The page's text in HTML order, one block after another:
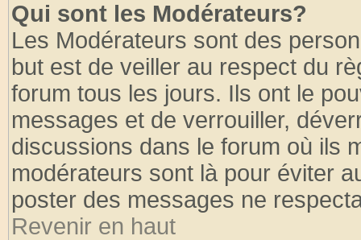
Qui sont les Modérateurs?
Les Modérateurs sont des
but est de veiller au respect du
forum tous les jours. Ils ont le
messages et de verrouiller,
discussions dans le forum où ils
modérateurs sont là pour éviter
poster des messages ne
Revenir en haut